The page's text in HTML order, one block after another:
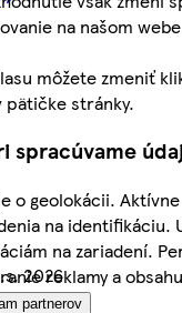
na našom
môžete zmeniť
pätičke stránky.
spracúvame
o geolokácii.
na identifikáciu.
na zariadení.
reklamy a
partnerov
2026